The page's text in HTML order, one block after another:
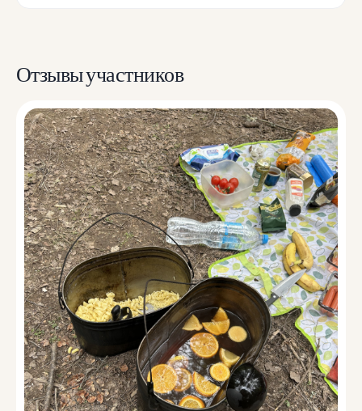
Отзывы участников